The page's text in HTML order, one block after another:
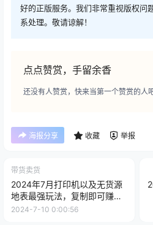
好的正版服务。我们非常重视版权问
系处理。敬请谅解！
点点赞赏，手留余香
还没有人赞赏，快来当第一个赞赏的人吧
海报分享 收藏 举报
带货卖货
2024年7月打印机以及无货源
地表最强玩法，复制即可赚钱
日入1000+
2024-7-10 0:00:56